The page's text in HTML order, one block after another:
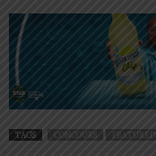
TAGS CONCOURS FEATURED